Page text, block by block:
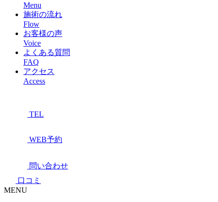
Menu
施術の流れ
Flow
お客様の声
Voice
よくある質問
FAQ
アクセス
Access
TEL
WEB予約
問い合わせ
口コミ
MENU